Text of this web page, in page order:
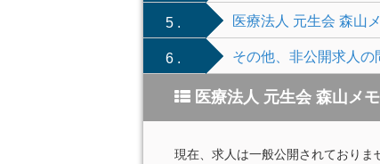
5 . 医療法人 元生会 森山
6 . その他、非公開求人の
医療法人 元生会 森山メ
現在、求人は一般公開されておりま